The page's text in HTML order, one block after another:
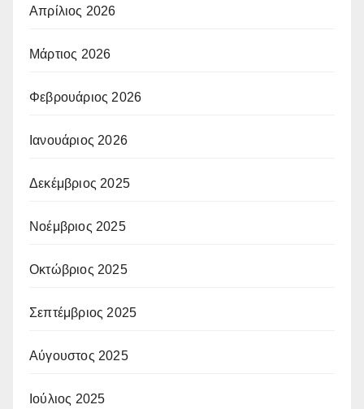
Απρίλιος 2026
Μάρτιος 2026
Φεβρουάριος 2026
Ιανουάριος 2026
Δεκέμβριος 2025
Νοέμβριος 2025
Οκτώβριος 2025
Σεπτέμβριος 2025
Αύγουστος 2025
Ιούλιος 2025